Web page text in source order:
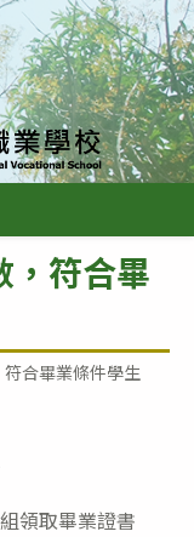
，符合畢
合畢業條件學生
領取畢業證書